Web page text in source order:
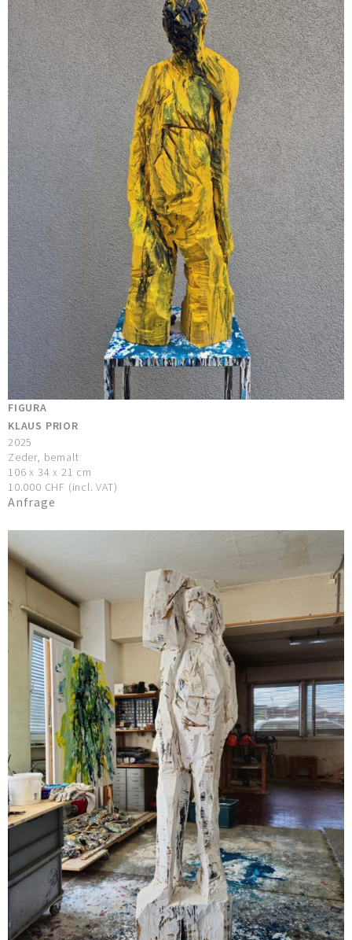
FIGURA
KLAUS PRIOR
2025
Zeder, bemalt
106 x 34 x 21 cm
10.000 CHF (incl. VAT)
Anfrage